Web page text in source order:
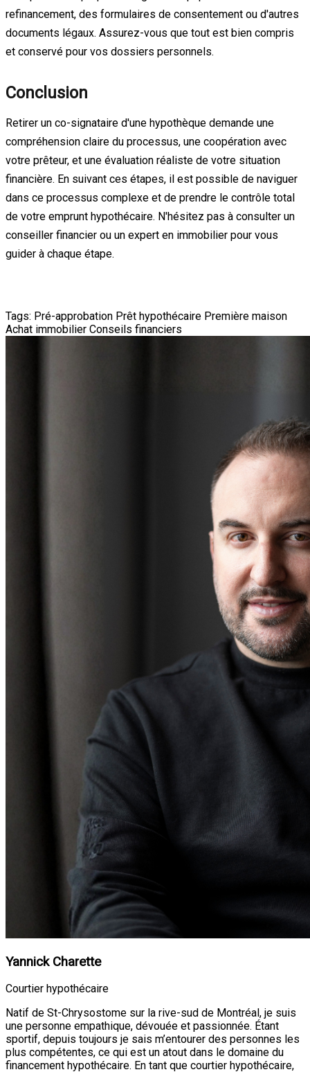
refinancement, des formulaires de consentement ou d'autres
documents légaux. Assurez-vous que tout est bien compris
et conservé pour vos dossiers personnels.
Conclusion
Retirer un co-signataire d'une hypothèque demande une
compréhension claire du processus, une coopération avec
votre prêteur, et une évaluation réaliste de votre situation
financière. En suivant ces étapes, il est possible de naviguer
dans ce processus complexe et de prendre le contrôle total
de votre emprunt hypothécaire. N'hésitez pas à consulter un
conseiller financier ou un expert en immobilier pour vous
guider à chaque étape.
Tags: Pré-approbation Prêt hypothécaire Première maison
Achat immobilier Conseils financiers
Yannick Charette
Courtier hypothécaire
Natif de St-Chrysostome sur la rive-sud de Montréal, je suis
une personne empathique, dévouée et passionnée. Étant
sportif, depuis toujours je sais m’entourer des personnes les
plus compétentes, ce qui est un atout dans le domaine du
financement hypothécaire. En tant que courtier hypothécaire,